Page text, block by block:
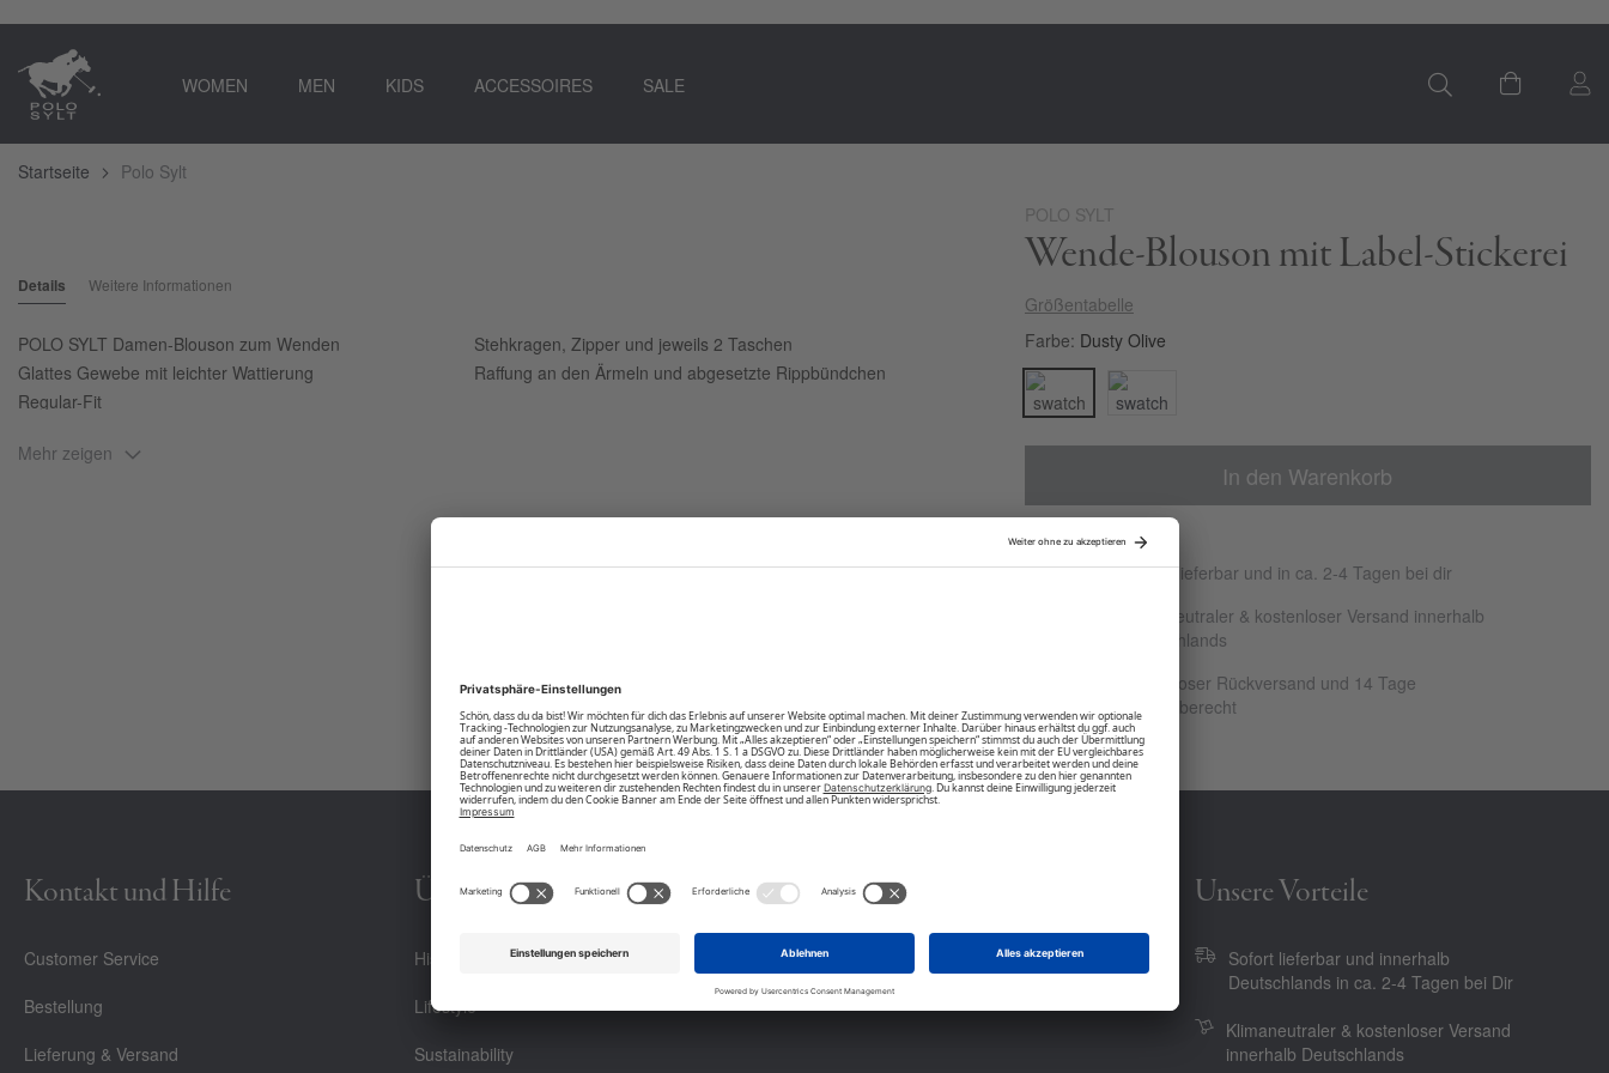
WOMEN MEN KIDS ACCESSOIRES SALE
Mein
Startseite
Polo Sylt
Bildgalerie
der
springen
POLO SYLT
Wende-Blouson mit Label-Stickerei
Größentabelle
Farbe Dusty Olive
In den Warenkorb
Sofort lieferbar und in ca. 2-4 Tagen bei dir
Klimaneutraler & kostenloser Versand innerhalb
Deutschlands
Kostenloser Rückversand und 14 Tage
Rückgaberecht
Details
POLO SYLT Damen-Blouson zum Wenden
Glattes Gewebe mit leichter Wattierung
Regular-Fit
Stehkragen, Zipper und jeweils 2 Taschen
Raffung an den Ärmeln und abgesetzte Rippbündchen
Du liebst besondere Streetwear und den Polosport? Dann kommt der edel schimmernde POLO SYLT Damen-Blouson im
von der anderen Seite, die durch ihren cleanen Glanz-Look besticht. Für noch mehr Raffinesse sorgen die Raffungen und das
Mehr zeigen
Weitere Informationen
Kontakt und Hilfe
Customer Service
Bestellung
Lieferung & Versand
Über Uns
History
Lifestyle
Sustainability
Community
Affiliate Partnerprogramm
Unsere Vorteile
Sofort lieferbar und innerhalb
Deutschlands in ca. 2-4 Tagen bei Dir
Klimaneutraler & kostenloser Versand
innerhalb Deutschlands